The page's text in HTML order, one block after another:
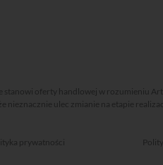
oferty handlowej w rozumieniu
nieznacznie ulec zmianie na etapie
prywatności